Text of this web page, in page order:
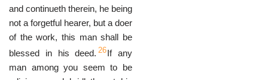
and continueth therein, he being
not a forgetful hearer, but a doer
of the work, this man shall be
blessed in his deed. 26If any
man among you seem to be